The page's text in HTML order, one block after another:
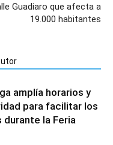
Guadiaro que afecta a
19.000 habitantes
amplía horarios y
para facilitar los
la Feria